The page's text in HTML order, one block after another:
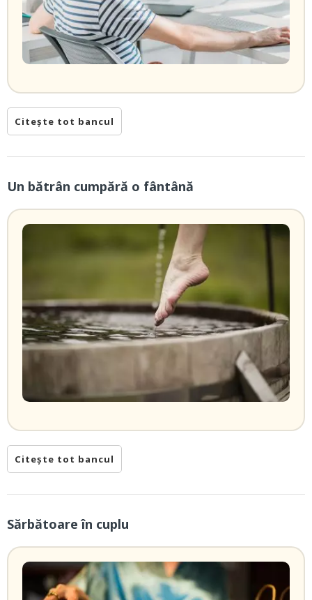
Citește tot bancul
Un bătrân cumpără o fântână
Citește tot bancul
Sărbătoare în cuplu